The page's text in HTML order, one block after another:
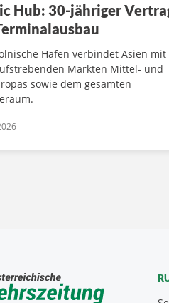
Hub: 30-jähriger
Hafen verbindet Asien mit
Märkten Mittel- und
sowie dem gesamten